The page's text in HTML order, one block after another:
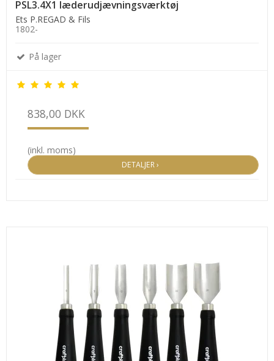
PSL3.4X1 læderudjævningsværktøj
Ets P.REGAD & Fils
1802-
På lager
838,00 DKK
(inkl. moms)
DETALJER ›